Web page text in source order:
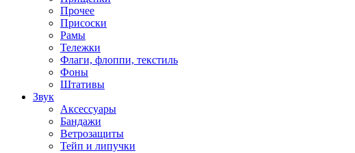
Прочее
Присоски
Рамы
Тележки
Флаги, флоппи, текстиль
Фоны
Штативы
Звук
Аксессуары
Бандажи
Ветрозащиты
Тейп и липучки